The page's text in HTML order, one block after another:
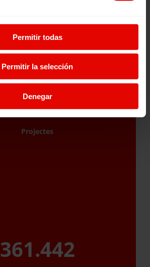
Permitir todas
Permitir la selección
Denegar
204
Projectes
361.442